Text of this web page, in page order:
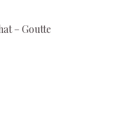
– Goutte